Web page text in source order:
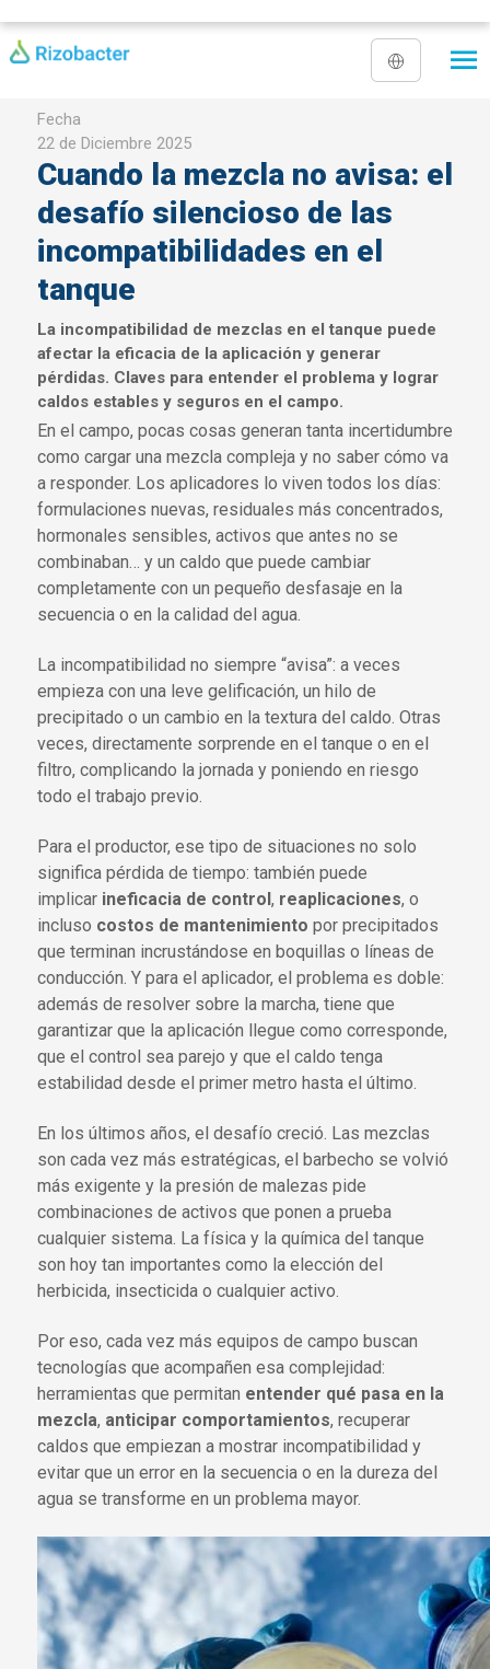
Fecha
22 de Diciembre 2025
Cuando la mezcla no avisa: el
desafío silencioso de las
incompatibilidades en el
tanque
La incompatibilidad de mezclas en el tanque puede
afectar la eficacia de la aplicación y generar
pérdidas. Claves para entender el problema y lograr
caldos estables y seguros en el campo.
En el campo, pocas cosas generan tanta incertidumbre
como cargar una mezcla compleja y no saber cómo va
a responder. Los aplicadores lo viven todos los días:
formulaciones nuevas, residuales más concentrados,
hormonales sensibles, activos que antes no se
combinaban… y un caldo que puede cambiar
completamente con un pequeño desfasaje en la
secuencia o en la calidad del agua.
La incompatibilidad no siempre “avisa”: a veces
empieza con una leve gelificación, un hilo de
precipitado o un cambio en la textura del caldo. Otras
veces, directamente sorprende en el tanque o en el
filtro, complicando la jornada y poniendo en riesgo
todo el trabajo previo.
Para el productor, ese tipo de situaciones no solo
significa pérdida de tiempo: también puede
implicar ineficacia de control, reaplicaciones, o
incluso costos de mantenimiento por precipitados
que terminan incrustándose en boquillas o líneas de
conducción. Y para el aplicador, el problema es doble:
además de resolver sobre la marcha, tiene que
garantizar que la aplicación llegue como corresponde,
que el control sea parejo y que el caldo tenga
estabilidad desde el primer metro hasta el último.
En los últimos años, el desafío creció. Las mezclas
son cada vez más estratégicas, el barbecho se volvió
más exigente y la presión de malezas pide
combinaciones de activos que ponen a prueba
cualquier sistema. La física y la química del tanque
son hoy tan importantes como la elección del
herbicida, insecticida o cualquier activo.
Por eso, cada vez más equipos de campo buscan
tecnologías que acompañen esa complejidad:
herramientas que permitan entender qué pasa en la
mezcla, anticipar comportamientos, recuperar
caldos que empiezan a mostrar incompatibilidad y
evitar que un error en la secuencia o en la dureza del
agua se transforme en un problema mayor.